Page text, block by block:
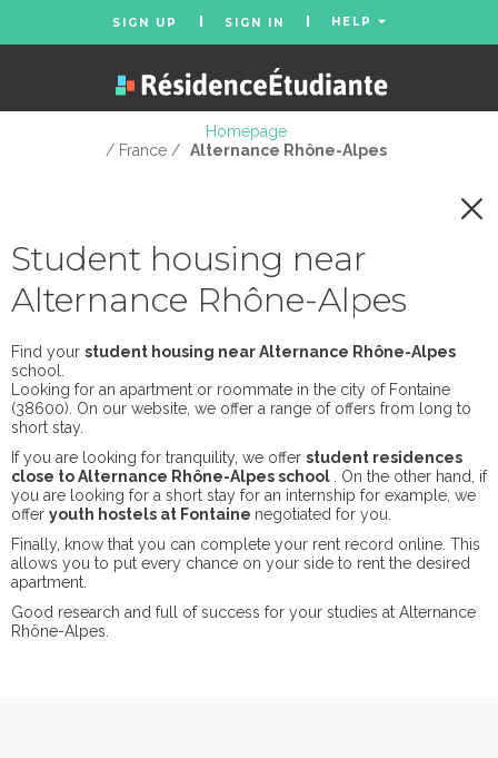
SIGN UP SIGN IN HELP
Homepage
/ France / Alternance Rhône-Alpes
Student housing near
Alternance Rhône-Alpes
Find your student housing near Alternance Rhône-Alpes
school.
Looking for an apartment or roommate in the city of Fontaine
(38600). On our website, we offer a range of offers from long to
short stay.
If you are looking for tranquility, we offer student residences
close to Alternance Rhône-Alpes school
. On the other hand, if
you are looking for a short stay for an internship for example, we
offer youth hostels at Fontaine negotiated for you.
Finally, know that you can complete your rent record online. This
allows you to put every chance on your side to rent the desired
apartment.
Good research and full of success for your studies at Alternance
Rhône-Alpes.